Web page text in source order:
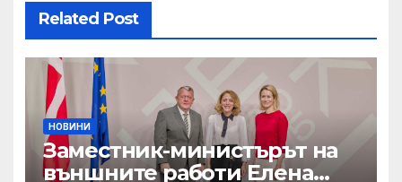
Related Post
НОВИНИ
Заместник-министърът на
външните работи Елена